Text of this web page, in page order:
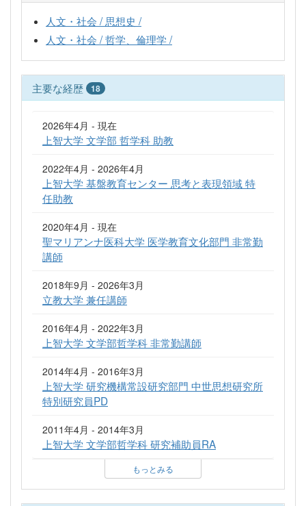
人文・社会 / 思想史 /
人文・社会 / 哲学、倫理学 /
主要な経歴 18
2026年4月 - 現在
上智大学 文学部 哲学科 助教
2022年4月 - 2026年4月
上智大学 基盤教育センター 思考と表現領域 特
任助教
2020年4月 - 現在
聖マリアンナ医科大学 医学教育文化部門 非常勤
講師
2018年9月 - 2026年3月
立教大学 兼任講師
2016年4月 - 2022年3月
上智大学 文学部哲学科 非常勤講師
2014年4月 - 2016年3月
上智大学 研究機構常設研究部門 中世思想研究所
特別研究員PD
2011年4月 - 2014年3月
上智大学 文学部哲学科 研究補助員RA
もっとみる